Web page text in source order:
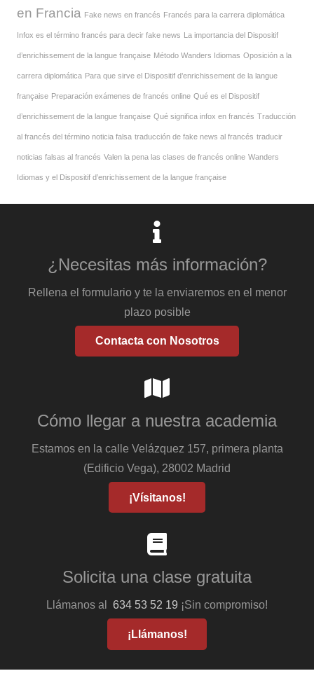
en Francia Fake news en francés Francés para la carrera diplomática
Infox es el término francés para decir fake news La importancia del Dispositif
d’enrichissement de la langue française Método Wanders Idiomas Oposición a la
carrera diplomática Para que sirve el Dispositif d’enrichissement de la langue
française Preparación exámenes de francés online Qué es el Dispositif
d’enrichissement de la langue française Qué significa infox en francés Traducción
al francés del término noticia falsa traducción de fake news al francés traducir
noticias falsas al francés Valen la pena las clases de francés online Wanders
Idiomas y el Dispositif d’enrichissement de la langue française
¿Necesitas más información?
Rellena el formulario y te la enviaremos en el menor
plazo posible
Contacta con Nosotros
Cómo llegar a nuestra academia
Estamos en la calle Velázquez 157, primera planta
(Edificio Vega), 28002 Madrid
¡Vísitanos!
Solicita una clase gratuita
Llámanos al 634 53 52 19 ¡Sin compromiso!
¡Llámanos!